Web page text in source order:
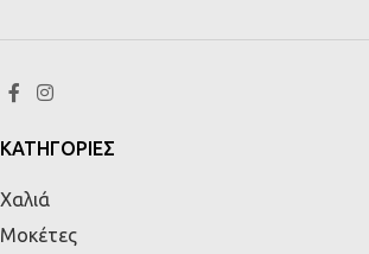
ΚΑΤΗΓΟΡΙΕΣ
Χαλιά
Μοκέτες